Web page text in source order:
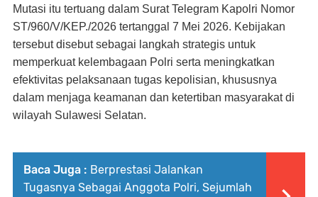
Mutasi itu tertuang dalam Surat Telegram Kapolri Nomor
ST/960/V/KEP./2026 tertanggal 7 Mei 2026. Kebijakan
tersebut disebut sebagai langkah strategis untuk
memperkuat kelembagaan Polri serta meningkatkan
efektivitas pelaksanaan tugas kepolisian, khususnya
dalam menjaga keamanan dan ketertiban masyarakat di
wilayah Sulawesi Selatan.
Baca Juga : Berprestasi Jalankan
Tugasnya Sebagai Anggota Polri, Sejumlah